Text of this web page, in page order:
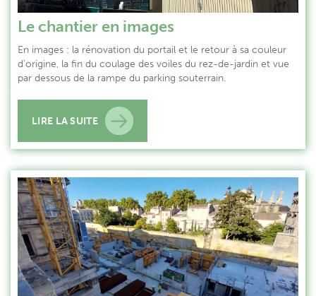
Le chantier en images
En images : la rénovation du portail et le retour à sa couleur
d’origine, la fin du coulage des voiles du rez-de-jardin et vue
par dessous de la rampe du parking souterrain.
LIRE LA SUITE